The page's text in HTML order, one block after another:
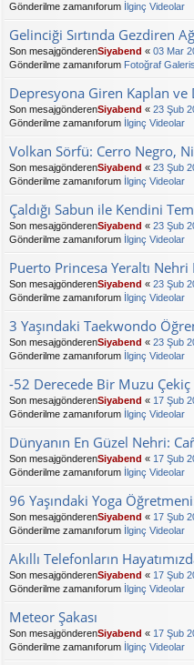
Gönderilme zamanıforum
İlginç Videolar
Gelinciği Sırtında Gezdiren
Son mesajgönderenSiyabend « 03 Mar
Gönderilme zamanıforum Fotoğraf
Depresyona Giren Kaplan ve
Son mesajgönderenSiyabend « 23 Şub
Gönderilme zamanıforum
İlginç Videolar
Volkan Sörfü: Cerro Negro,
Son mesajgönderenSiyabend « 23 Şub
Gönderilme zamanıforum
İlginç Videolar
Çaldığı Sabun ile Kendini
Son mesajgönderenSiyabend « 23 Şub
Gönderilme zamanıforum
İlginç Videolar
Puerto Princesa Yeraltı
Son mesajgönderenSiyabend « 23 Şub
Gönderilme zamanıforum
İlginç Videolar
3 Yaşındaki Taekwondo
Son mesajgönderenSiyabend « 23 Şub
Gönderilme zamanıforum
İlginç Videolar
-52 Derecede Bir Muzu
Son mesajgönderenSiyabend « 17 Şub
Gönderilme zamanıforum
İlginç Videolar
Dünyanın En Güzel Nehri:
Son mesajgönderenSiyabend « 17 Şub
Gönderilme zamanıforum
İlginç Videolar
96 Yaşındaki Yoga
Son mesajgönderenSiyabend « 17 Şub
Gönderilme zamanıforum
İlginç Videolar
Akıllı Telefonların
Son mesajgönderenSiyabend « 17 Şub
Gönderilme zamanıforum
İlginç Videolar
Meteor Şakası
Son mesajgönderenSiyabend « 17 Şub
Gönderilme zamanıforum
İlginç Videolar